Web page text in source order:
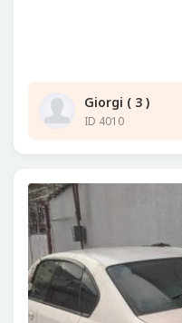
Giorgi ( 3 )
ID 4010